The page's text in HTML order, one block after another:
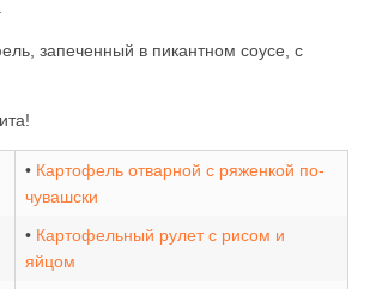
запеченный в пикантном соусе, с
• Картофель отварной с ряженкой по-
чувашски
• Картофельный рулет с рисом и
яйцом